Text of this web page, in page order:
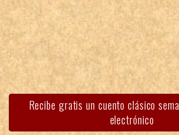
Recibe gratis un cuento clásico
electrónico